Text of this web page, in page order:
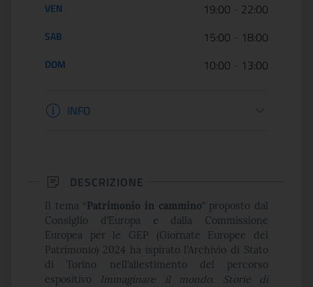
VEN 19:00 22:00
SAB 15:00 18:00
DOM 10:00 13:00
Informazioni apertura
INFO
DESCRIZIONE
Il tema “Patrimonio in cammino” proposto dal
Consiglio d’Europa e dalla Commissione
Europea per le GEP (Giornate Europee del
Patrimonio) 2024 ha ispirato l'Archivio di Stato
di Torino nell’allestimento del percorso
espositivo Immaginare il mondo. Storie di